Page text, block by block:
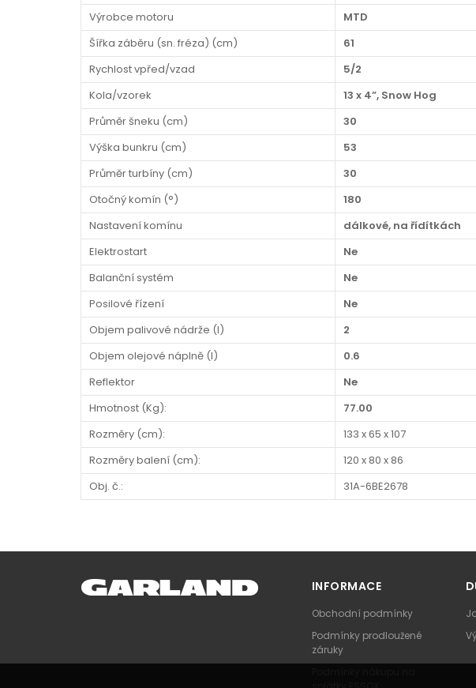
Výrobce motoru
MTD
Šířka záběru (sn. fréza) (cm)
61
Rychlost vpřed/vzad
5/2
Kola/vzorek
13 x 4”, Snow Hog
Průměr šneku (cm)
30
Výška bunkru (cm)
53
Průměr turbíny (cm)
30
Otočný komín (°)
180
Nastavení komínu
dálkové, na řídítkách
Elektrostart
Ne
Balanční systém
Ne
Posilové řízení
Ne
Objem palivové nádrže (l)
2
Objem olejové náplně (l)
0.6
Reflektor
Ne
Hmotnost (Kg):
77.00
Rozměry (cm):
133 x 65 x 107
Rozměry balení (cm):
120 x 80 x 86
Obj. č.:
31A-6BE2678
INFORMACE
Obchodní podmínky
Podmínky prodloužené
záruky